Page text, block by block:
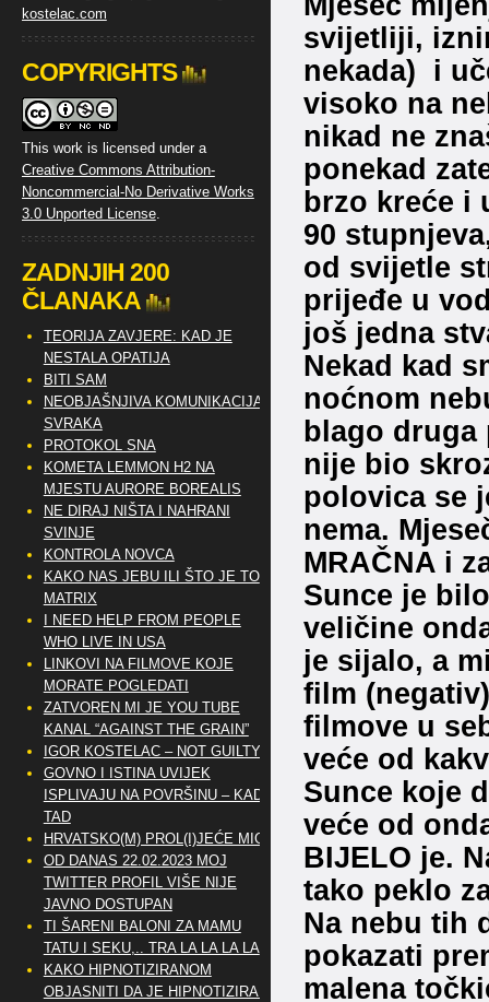
svijetliji,
nekada) i
visoko na
nikad ne
ponekad
brzo kreće i
90
od svijetle
prijeđe u
još jedna
Nekad kad
noćnom
blago druga
nije bio
polovica se
nema.
MRAČNA i
Sunce je
veličine
je sijalo, a
film
filmove u
veće od
Sunce koje
veće od
BIJELO je.
tako peklo
Na nebu tih
pokazati
malena
COPYRIGHTS
This work is licensed under a
Creative Commons Attribution-
Noncommercial-No Derivative Works
3.0 Unported License.
ZADNJIH 200
ČLANAKA
TEORIJA ZAVJERE: KAD JE
NESTALA OPATIJA
BITI SAM
NEOBJAŠNJIVA KOMUNIKACIJA
SVRAKA
PROTOKOL SNA
KOMETA LEMMON H2 NA
MJESTU AURORE BOREALIS
NE DIRAJ NIŠTA I NAHRANI
SVINJE
KONTROLA NOVCA
KAKO NAS JEBU ILI ŠTO JE TO
MATRIX
I NEED HELP FROM PEOPLE
WHO LIVE IN USA
LINKOVI NA FILMOVE KOJE
MORATE POGLEDATI
ZATVOREN MI JE YOU TUBE
KANAL “AGAINST THE GRAIN”
IGOR KOSTELAC – NOT GUILTY
GOVNO I ISTINA UVIJEK
ISPLIVAJU NA POVRŠINU – KAD
TAD
HRVATSKO(M) PROL(I)JEĆE MIG
OD DANAS 22.02.2023 MOJ
TWITTER PROFIL VIŠE NIJE
JAVNO DOSTUPAN
TI ŠARENI BALONI ZA MAMU
TATU I SEKU,.. TRA LA LA LA LA
KAKO HIPNOTIZIRANOM
OBJASNITI DA JE HIPNOTIZIRAN